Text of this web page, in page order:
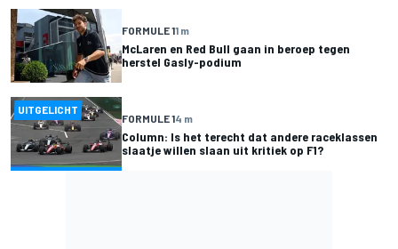
FORMULE 11 m
McLaren en Red Bull gaan in beroep tegen
herstel Gasly-podium
UITGELICHT
FORMULE 14 m
Column: Is het terecht dat andere raceklassen
slaatje willen slaan uit kritiek op F1?